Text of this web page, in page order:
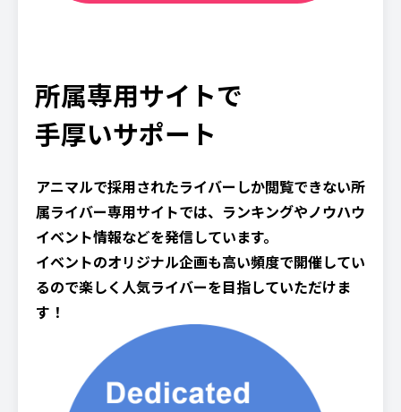
所属専用サイトで
手厚いサポート
アニマルで採用されたライバーしか閲覧できない所
属ライバー専用サイトでは、ランキングやノウハウ
イベント情報などを発信しています。
イベントのオリジナル企画も高い頻度で開催してい
るので楽しく人気ライバーを目指していただけま
す！